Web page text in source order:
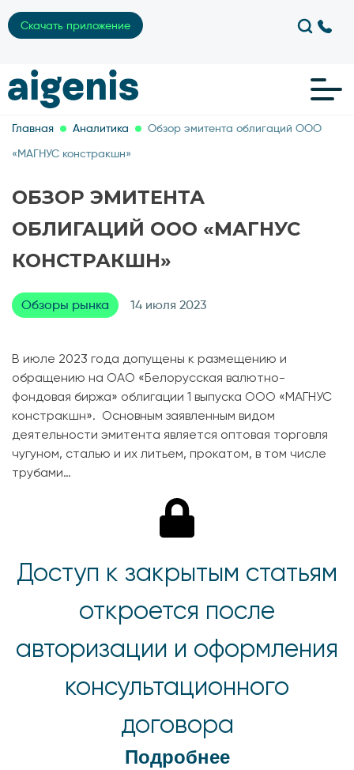
Скачать приложение
Главная Аналитика
Обзор эмитента облигаций ООО
«МАГНУС констракшн»
ОБЗОР ЭМИТЕНТА
ОБЛИГАЦИЙ ООО «МАГНУС
КОНСТРАКШН»
Обзоры рынка 14 июля 2023
В июле 2023 года допущены к размещению и
обращению на ОАО «Белорусская валютно-
фондовая биржа» облигации 1 выпуска ООО «МАГНУС
констракшн». Основным заявленным видом
деятельности эмитента является оптовая торговля
чугуном, сталью и их литьем, прокатом, в том числе
трубами…
Доступ к закрытым статьям
откроется после
авторизации и оформления
консультационного
договора
Подробнее